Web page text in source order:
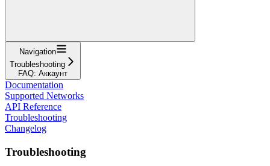
Navigation
Troubleshooting
FAQ: Аккаунт
Documentation
Supported Networks
API Reference
Troubleshooting
Changelog
Troubleshooting